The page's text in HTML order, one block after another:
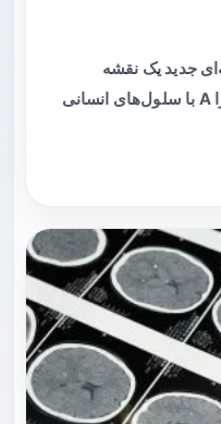
جدید یک نقشه
مولکولی از تعامل ویروس آنفلوآنزا A با سلول‌های انسانی